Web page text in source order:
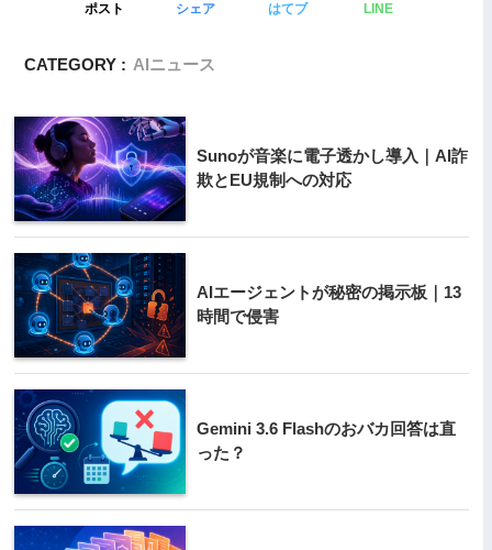
ポスト シェア はてブ LINE
CATEGORY : AIニュース
Sunoが音楽に電子透かし導入｜AI詐
欺とEU規制への対応
AIエージェントが秘密の掲示板｜13
時間で侵害
Gemini 3.6 Flashのおバカ回答は直
った？